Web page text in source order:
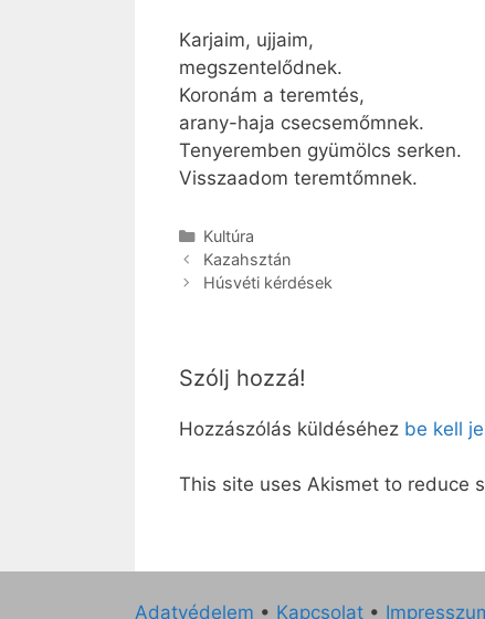
Karjaim, ujjaim,
megszentelődnek.
Koronám a teremtés,
arany-haja csecsemőmnek.
Tenyeremben gyümölcs serken.
Visszaadom teremtőmnek.
Kategória
Kultúra
Kazahsztán
Húsvéti kérdések
Szólj hozzá!
Hozzászólás küldéséhez be kell
This site uses Akismet to reduce
Adatvédelem • Kapcsolat •